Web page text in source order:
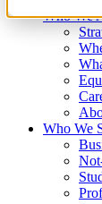
Who We
Who We